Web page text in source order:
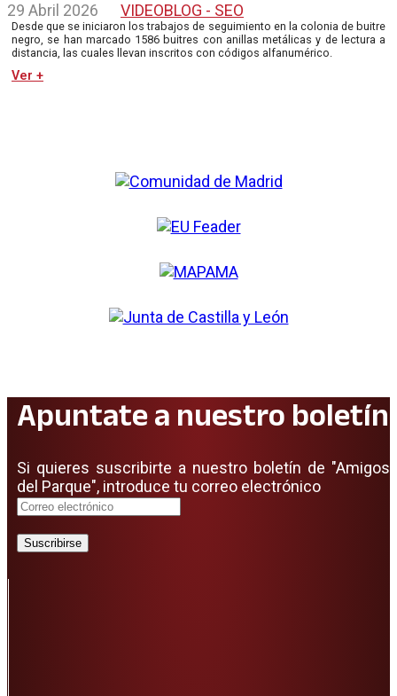
29 Abril 2026 VIDEOBLOG - SEO
Desde que se iniciaron los trabajos de seguimiento en la colonia de buitre
negro, se han marcado 1586 buitres con anillas metálicas y de lectura a
distancia, las cuales llevan inscritos con códigos alfanumérico.
Ver +
Apuntate a nuestro boletín
Si quieres suscribirte a nuestro boletín de "Amigos
del Parque", introduce tu correo electrónico
Suscribirse